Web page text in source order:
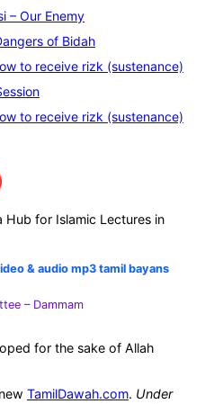
– Our Enemy
of Bidah
to receive rizk (sustenance)
to receive rizk (sustenance)
Hub for Islamic Lectures in
& audio mp3 tamil bayans
– Dammam
for the sake of Allah
TamilDawah.com. Under